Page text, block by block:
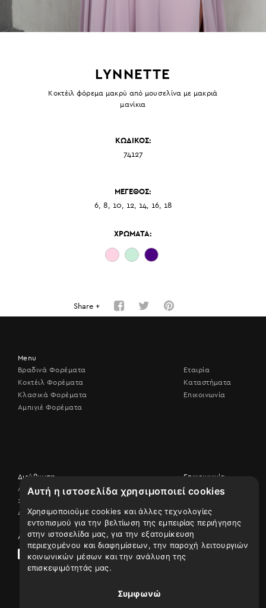
Αυτή η ιστοσελίδα χρησιμοποιεί cookies
Χρησιμοποιούμε cookies και άλλες τεχνολογίες
εντοπισμού για την βελτίωση της εμπειρίας περιήγησης
στην ιστοσελίδα μας, για την εξατομίκευση
περιεχομένου και διαφημίσεων, την παροχή λειτουργιών
κοινωνικών μέσων και την ανάλυση της
επισκεψιμότητάς μας.
Συμφωνώ
LYNNETTE
Κοκτέιλ φόρεμα μακρύ από μουσελίνα με μακριά
μανίκια
ΚΩΔΙΚΟΣ:
74127
ΜΕΓΕΘΟΣ:
6, 8, 10, 12, 14, 16, 18
ΧΡΩΜΑΤΑ:
Share +
Menu
Βραδινά Φορέματα
Κοκτέιλ Φορέματα
Κλασικά Φορέματα
Αμπιγιέ Φορέματα
Εταιρία
Καταστήματα
Επικοινωνία
Διεύθυνση
Λεωφ. Βουλιαγμένης 506,
17456 Άλιμος
Δείτε τον χάρτη
Ακολουθήστε μας
Επικοινωνία
Επικοινωνήστε
210 9926507